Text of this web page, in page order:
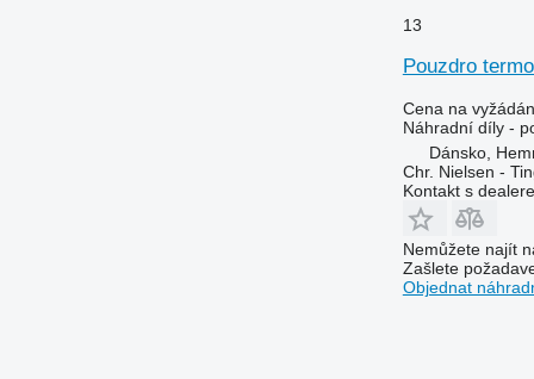
13
Pouzdro
Cena na
Náhradní díly -
Dánsko,
Chr. Nielsen -
Kontakt s
Nemůžete najít
Zašlete
Objednat